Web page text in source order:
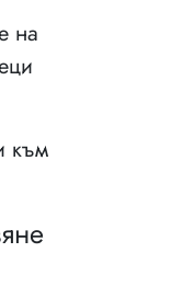
на
към